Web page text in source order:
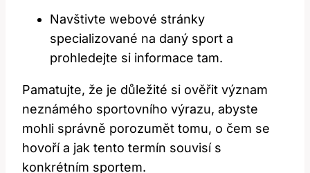
Navštivte webové stránky
specializované na daný sport a
prohledejte si informace tam.
Pamatujte, že je důležité si ověřit význam
neznámého sportovního výrazu, abyste
mohli správně porozumět tomu, o čem se
hovoří a jak tento termín souvisí s
konkrétním sportem.